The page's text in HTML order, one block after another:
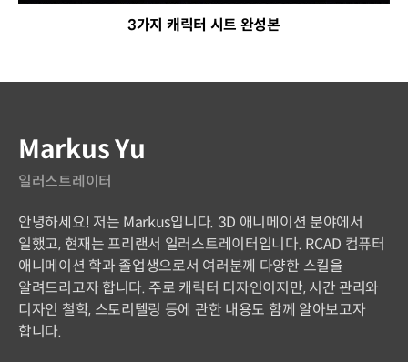
3가지 캐릭터 시트 완성본
일러스트레이터
Markus Yu
안녕하세요! 저는 Markus입니다. 3D 애니메이션 분야에서
일했고, 현재는 프리랜서 일러스트레이터입니다. RCAD 컴퓨터
애니메이션 학과 졸업생으로서 여러분께 다양한 스킬을
알려드리고자 합니다. 주로 캐릭터 디자인이지만, 시간 관리와
디자인 철학, 스토리텔링 등에 관한 내용도 함께 알아보고자
합니다.